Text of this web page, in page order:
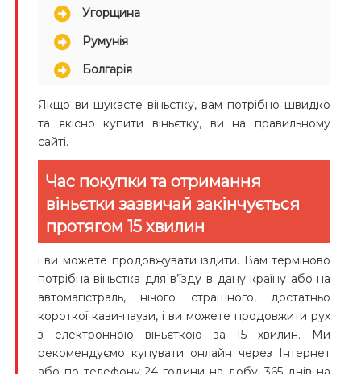
Угорщина
Румунія
Болгарія
Якщо ви шукаєте віньєтку, вам потрібно швидко
та якісно купити віньєтку, ви на правильному
сайті.
Час покупки та отримання
віньєтки зазвичай закінчується
протягом 15 хвилин
і ви можете продовжувати їздити. Вам терміново
потрібна віньєтка для в’їзду в дану країну або на
автомагістраль, нічого страшного, достатньо
короткої кави-паузи, і ви можете продовжити рух
з електронною віньєткою за 15 хвилин. Ми
рекомендуємо купувати онлайн через Інтернет